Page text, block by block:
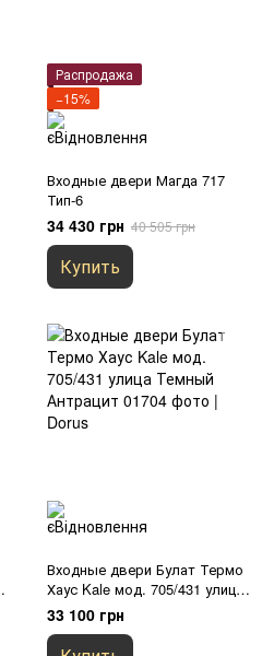
Распродажа
−15%
Входные двери Магда 717
Тип-6
34 430 грн 40 505 грн
Купить
Входные двери Булат Термо
Хаус Kale мод. 705/431 улица
Темный Антрацит
33 100 грн